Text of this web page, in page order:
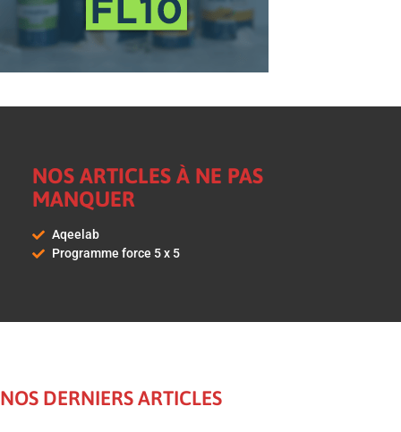
NOS ARTICLES À NE PAS
MANQUER
Aqeelab
Programme force 5 x 5
NOS DERNIERS ARTICLES